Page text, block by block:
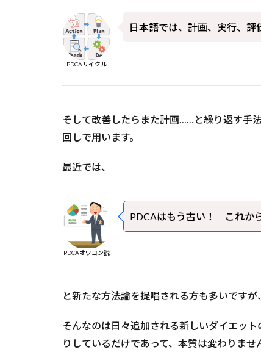
PDCAサイクル
日本語では、計画、実行、評
そして改善したらまた計画……と繰り返す手
回しで用います。
最近では、
PDCAオワコン説
PDCAはもう古い！ これか
と新たな方法論を提唱される方も多いですが
そんなのは日々追加される新しいダイエッ
りしているだけであって、本質は変わりませ